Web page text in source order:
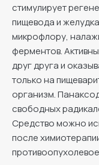
стимулирует
пищевода и
микрофлору,
ферментов.
друг друга и
только на
организм.
свободных
Средство можно
после